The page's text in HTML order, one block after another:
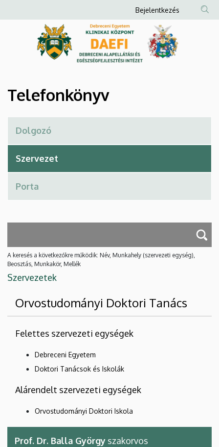
Debreceni
és
Egészségfejlesztési
Intézet
a
Anonim
Felhasználói
fiók
menüje
Bejelentkezés
Telefonkönyv
A keresés a következőkre működik: Név, Munkahely (szervezeti egység),
Beosztás, Munkakör, Mellék
Szervezetek
Orvostudományi Doktori Tanács
Felettes szervezeti egységek
Debreceni Egyetem
Doktori Tanácsok és Iskolák
Alárendelt szervezeti egységek
Orvostudományi Doktori Iskola
Prof. Dr. Balla György szakorvos